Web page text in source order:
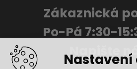
Nastavení
Zákaznická
Po-Pá 7:30-
Napište